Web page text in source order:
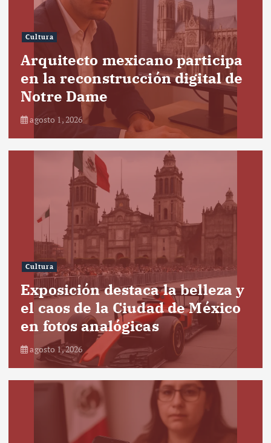
Cultura
Arquitecto mexicano participa
en la reconstrucción digital de
Notre Dame
agosto 1, 2026
Cultura
Exposición destaca la belleza y
el caos de la Ciudad de México
en fotos analógicas
agosto 1, 2026